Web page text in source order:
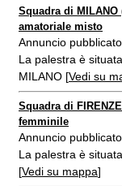
Squadra di
amatoriale misto
Annuncio
La palestra è
MILANO [Vedi su
Squadra di
femminile
Annuncio
La palestra è
[Vedi su mappa]